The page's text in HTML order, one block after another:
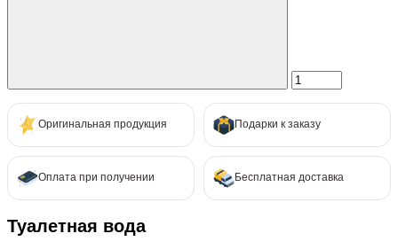
Оригинальная продукция Подарки к заказу
Оплата при получении Бесплатная доставка
Туалетная вода